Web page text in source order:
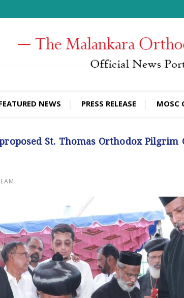
NEWS PRESS RELEASE MOSC
St. Thomas Orthodox Pilgrim